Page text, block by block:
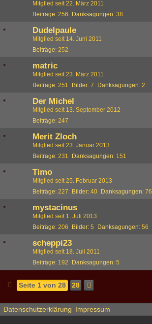
Mitglied seit 22. März 2011
Beiträge 256 Danksagungen 38
Dudelpaule
Mitglied seit 14. Juni 2011
Beiträge 252
matric
Mitglied seit 23. März 2011
Beiträge 251 Bilder 7 Danksagungen 2
Der Michel
Mitglied seit 13. September 2012
Beiträge 247
Merit Zloch
Mitglied seit 23. Januar 2013
Beiträge 231 Danksagungen 151
Timo
Mitglied seit 25. Februar 2013
Beiträge 227 Bilder 40 Danksagungen 76
mystacinus
Mitglied seit 1. Juli 2013
Beiträge 206 Bilder 5 Danksagungen 56
scheppi23
Mitglied seit 18. Juli 2011
Beiträge 192 Danksagungen 5
Seite 1 von 28 28
Datenschutzerklärung Impressum